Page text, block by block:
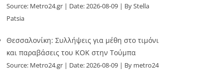
Source: Metro24.gr Date: 2026-08-09
By Stella
Patsia
Θεσσαλονίκη: Συλλήψεις για μέθη στο τιμόνι
και παραβάσεις του ΚΟΚ στην Τούμπα
Source: Metro24.gr Date: 2026-08-09 By metro24